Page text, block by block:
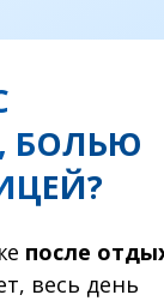
БОЛЬЮ
после
весь день